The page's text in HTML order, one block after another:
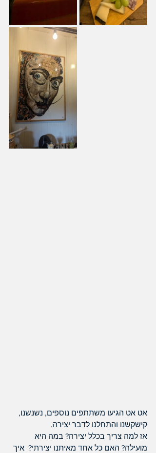
אט אט הגיעו משתתפים נוספים, נשנשנו,
קישקשנו והתחלנו לדבר יצירה.
אז למה צריך בכלל יצירה? במה היא
מועילה? האם כל אחד מאיתנו יצירתי?  איך